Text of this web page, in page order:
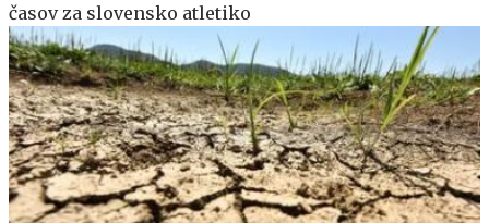
časov za slovensko atletiko